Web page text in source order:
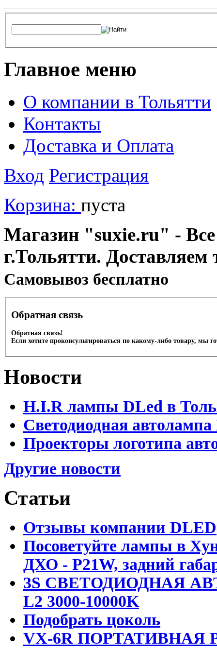
Главное меню
О компании в Тольятти
Контакты
Доставка и Оплата
Вход Регистрация
Корзина: пуста
Магазин "suxie.ru" - Все
г.Тольятти.
Cамовывоз бесплатно
Обратная связь
Обратная связь!
Если хотите проконсультироваться по какому-либо товару, мы
Новости
H.I.R лампы DLed в
Светодиодная
Проекторы логотипа
Другие новости
Статьи
Отзывы компании DLED
Посоветуйте лампы в
ДХО - P21W, задний
3S СВЕТОДИОДНАЯ
L2 3000-10000K
Подобрать цоколь
VX-6R ПОРТАТИВНАЯ